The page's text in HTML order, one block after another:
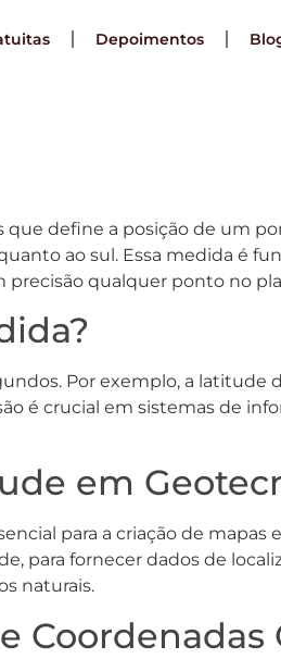
Depoimentos
define a posição de um
ao sul. Essa medida é
precisão qualquer ponto no
Por exemplo, a latitude
é crucial em sistemas de
em
para a criação de mapas
para fornecer dados de
naturais.
Coordenadas